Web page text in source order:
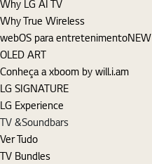
Why LG AI TV
Why True Wireless
webOS para entretenimentoNEW
OLED ART
Conheça a xboom by will.i.am
LG SIGNATURE
LG Experience
TV &Soundbars
Ver Tudo
TV Bundles